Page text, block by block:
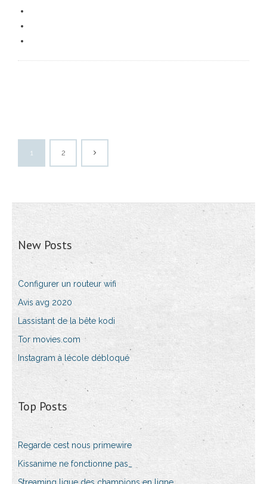
1 2
New Posts
Configurer un routeur wifi
Avis avg 2020
Lassistant de la bête kodi
Tor movies.com
Instagram à lécole débloqué
Top Posts
Regarde cest nous primewire
Kissanime ne fonctionne pas_